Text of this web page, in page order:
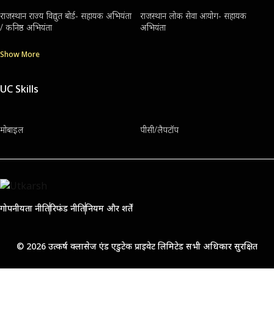
राजस्थान राज्य विद्युत बोर्ड- सहायक अभियंता
/ कनिष्ठ अभियंता
राजस्थान लोक सेवा आयोग- सहायक
अभियंता
Show More
UC Skills
मोबाइल पीसी/लैपटॉप
गोपनीयता नीतिरिफंड नीतिनियम और शर्तें
© 2026 उत्कर्ष क्लासेज एंड एडुटेक प्राइवेट लिमिटेड सभी अधिकार सुरक्षित